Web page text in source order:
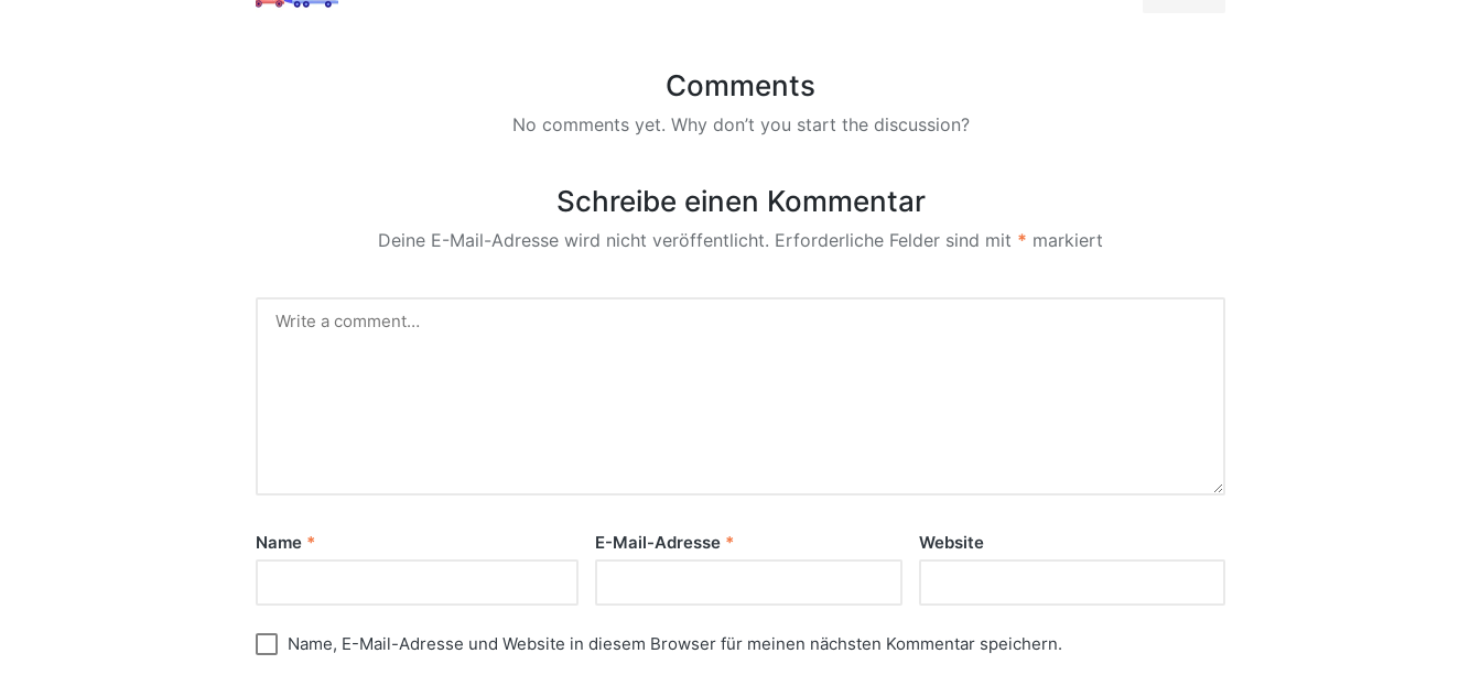
Comments
No comments yet. Why don’t you start the discussion?
Schreibe einen Kommentar
Deine E-Mail-Adresse wird nicht veröffentlicht. Erforderliche Felder sind mit * markiert
Name * E-Mail-Adresse * Website
Name, E-Mail-Adresse und Website in diesem Browser für meinen nächsten Kommentar speichern.